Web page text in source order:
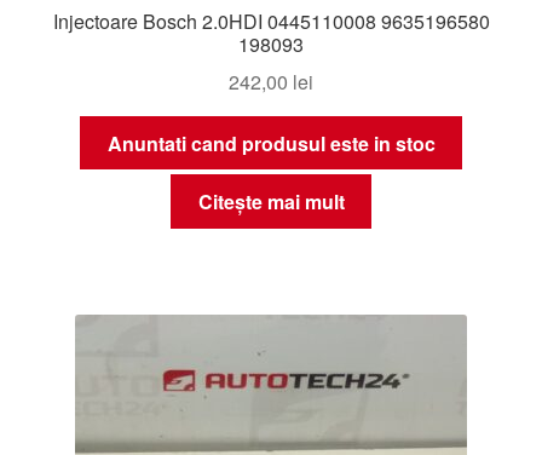
Injectoare Bosch 2.0HDI 0445110008 9635196580
198093
242,00 lei
Anuntati cand produsul este in stoc
Citește mai mult